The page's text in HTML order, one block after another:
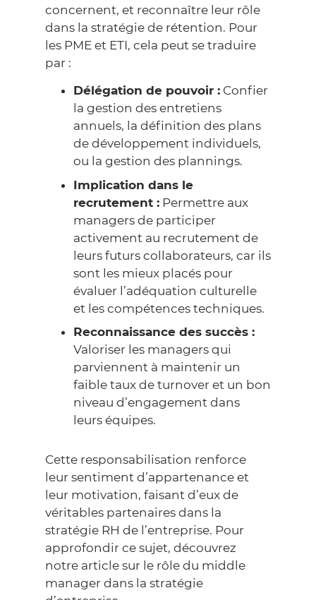
concernent, et reconnaître leur rôle
dans la stratégie de rétention. Pour
les PME et ETI, cela peut se traduire
par :
Délégation de pouvoir : Confier
la gestion des entretiens
annuels, la définition des plans
de développement individuels,
ou la gestion des plannings.
Implication dans le
recrutement : Permettre aux
managers de participer
activement au recrutement de
leurs futurs collaborateurs, car ils
sont les mieux placés pour
évaluer l’adéquation culturelle
et les compétences techniques.
Reconnaissance des succès :
Valoriser les managers qui
parviennent à maintenir un
faible taux de turnover et un bon
niveau d’engagement dans
leurs équipes.
Cette responsabilisation renforce
leur sentiment d’appartenance et
leur motivation, faisant d’eux de
véritables partenaires dans la
stratégie RH de l’entreprise. Pour
approfondir ce sujet, découvrez
notre article sur le rôle du middle
manager dans la stratégie